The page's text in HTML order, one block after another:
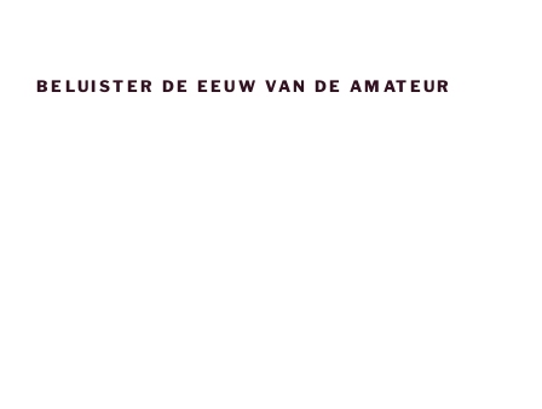
BELUISTER DE EEUW VAN DE AMATEUR